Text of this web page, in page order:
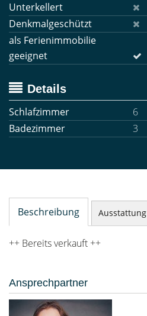
Unterkellert
Denkmalgeschützt
als Ferienimmobilie
geeignet
Details
Schlafzimmer
6
Badezimmer
3
Beschreibung Ausstattung
++ Bereits verkauft ++
Ansprechpartner